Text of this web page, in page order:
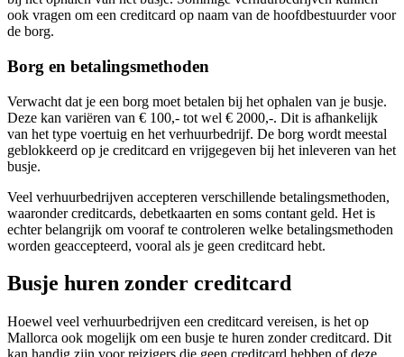
ook vragen om een creditcard op naam van de hoofdbestuurder voor
de borg.
Borg en betalingsmethoden
Verwacht dat je een borg moet betalen bij het ophalen van je busje.
Deze kan variëren van € 100,- tot wel € 2000,-. Dit is afhankelijk
van het type voertuig en het verhuurbedrijf. De borg wordt meestal
geblokkeerd op je creditcard en vrijgegeven bij het inleveren van het
busje.
Veel verhuurbedrijven accepteren verschillende betalingsmethoden,
waaronder creditcards, debetkaarten en soms contant geld. Het is
echter belangrijk om vooraf te controleren welke betalingsmethoden
worden geaccepteerd, vooral als je geen creditcard hebt.
Busje huren zonder creditcard
Hoewel veel verhuurbedrijven een creditcard vereisen, is het op
Mallorca ook mogelijk om een busje te huren zonder creditcard. Dit